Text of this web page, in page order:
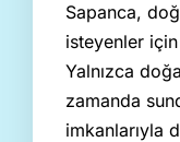
Sapanca,
isteyenler
Yalnızca
zamanda
imkanlarıyla